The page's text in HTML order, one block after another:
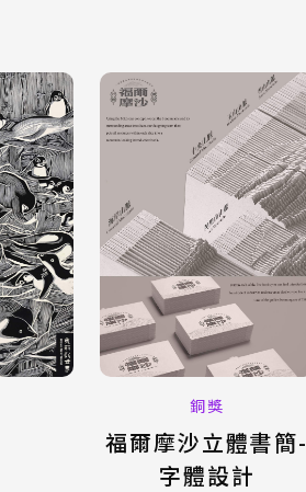
銅獎
福爾摩沙立體書簡-
字體設計